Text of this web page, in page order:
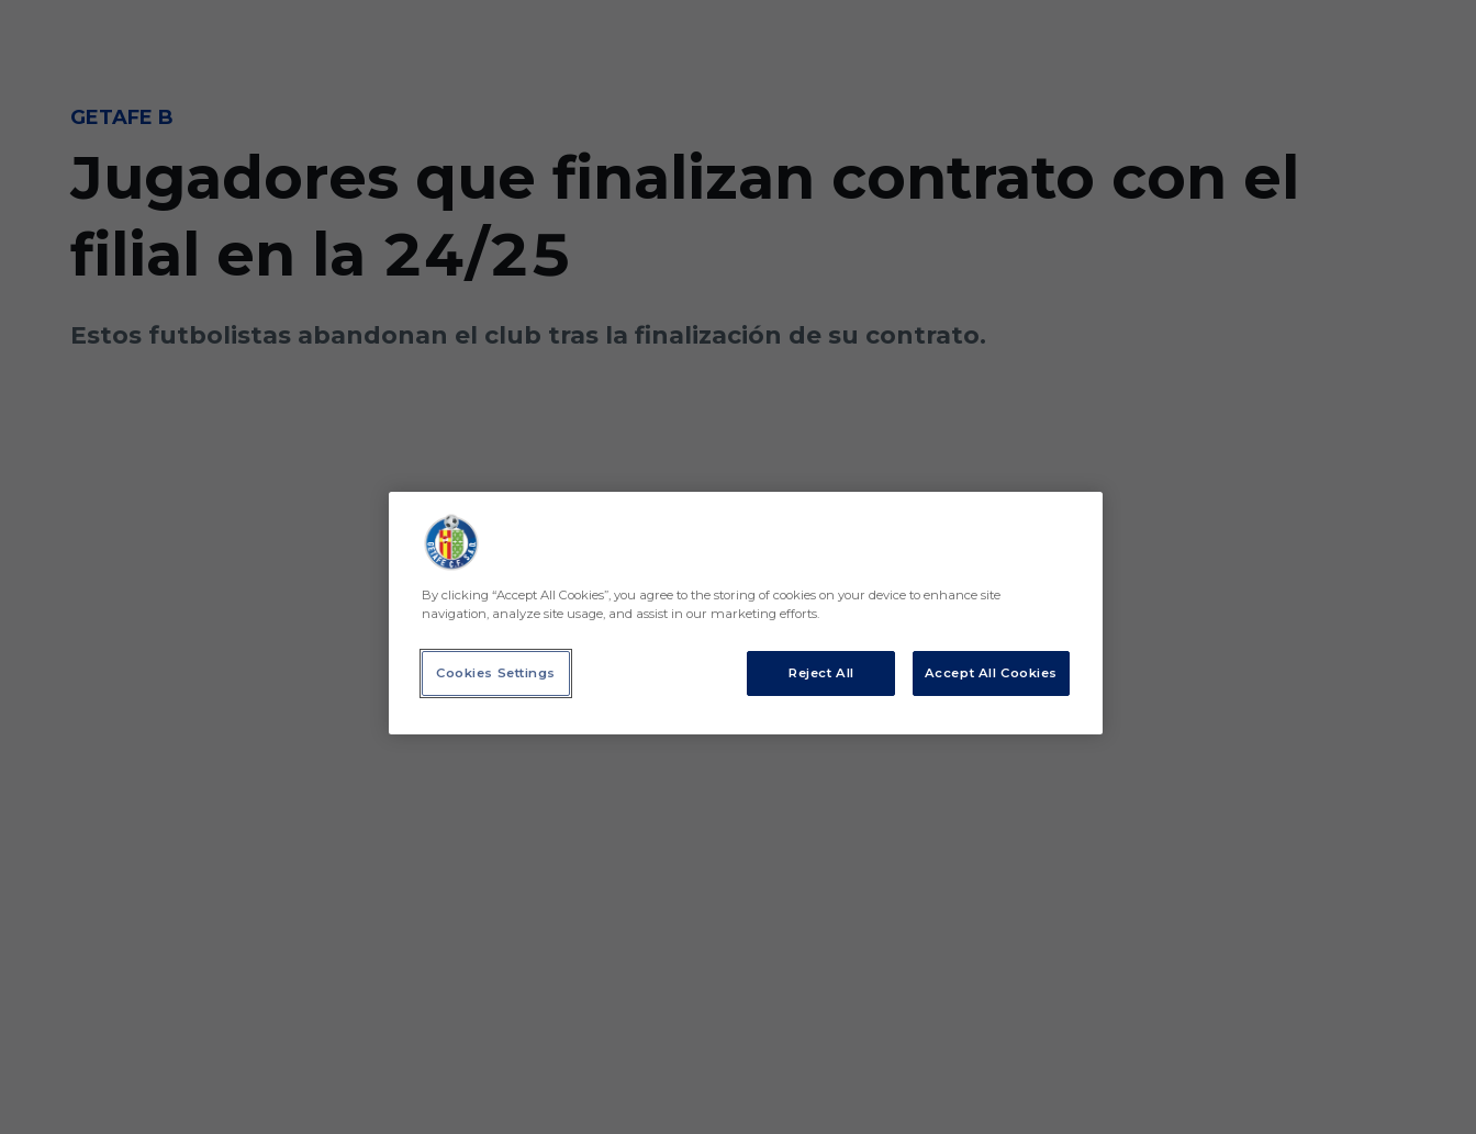
GETAFE B
Jugadores que finalizan contrato con el
filial en la 24/25
Estos futbolistas abandonan el club tras la finalización de su contrato.
By clicking “Accept All Cookies”, you agree to the storing of cookies on your device to enhance site
navigation, analyze site usage, and assist in our marketing efforts.
Reject All Accept All Cookies
Cookies Settings